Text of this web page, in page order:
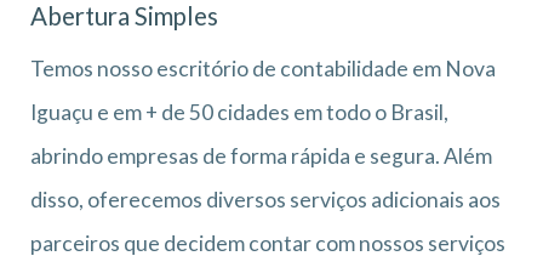
Abertura Simples
Temos nosso escritório de contabilidade em Nova
Iguaçu e em + de 50 cidades em todo o Brasil,
abrindo empresas de forma rápida e segura. Além
disso, oferecemos diversos serviços adicionais aos
parceiros que decidem contar com nossos serviços